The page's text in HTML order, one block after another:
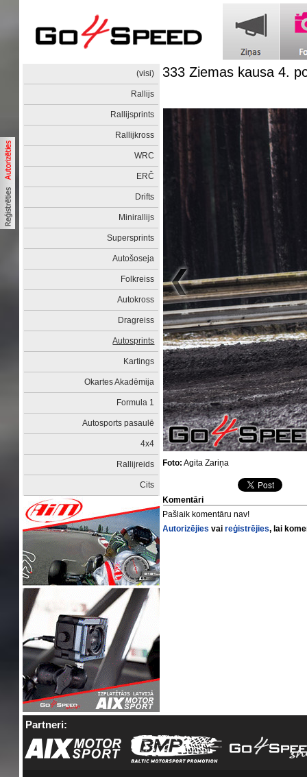
(visi)
Rallijs
Rallijsprints
Rallijkross
WRC
ERČ
Drifts
Minirallijs
Supersprints
Autošoseja
Folkreiss
Autokross
Dragreiss
Autosprints
Kartings
Okartes Akadēmija
Formula 1
Autosports pasaulē
4x4
Rallijreids
Cits
333 Ziemas kausa 4.
Foto: Agita Zariņa
Komentāri
Pašlaik komentāru nav!
Autorizējies vaireģistrējies, lai
Partneri: